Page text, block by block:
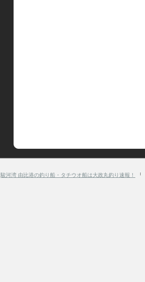
駿河湾 由比港の釣り船・タチウオ船は大政丸釣り速報！